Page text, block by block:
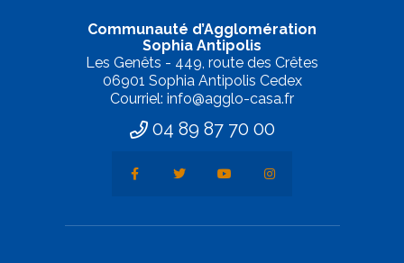
Communauté d’Agglomération
Sophia Antipolis
Les Genêts - 449, route des Crêtes
06901 Sophia Antipolis Cedex
Courriel: info@agglo-casa.fr
04 89 87 70 00